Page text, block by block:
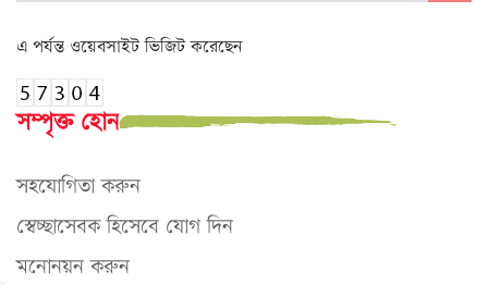
এ পর্যন্ত ওয়েবসাইট ভিজিট করেছেন
সম্পৃক্ত হোন
সহযোগিতা করুন
স্বেচ্ছাসেবক হিসেবে যোগ দিন
মনোনয়ন করুন